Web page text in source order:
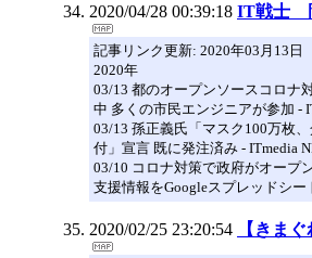
2020/04/28 00:39:18 IT戦士
記事リンク更新: 2020年03月13日
2020年
03/13 都のオープンソースコロナ
中 多くの市民エンジニアが参加 -
03/13 孫正義氏「マスク100万枚
付」宣言 既に発注済み - ITmedia
03/10 コロナ対策で政府がオープ
支援情報をGoogleスプレッドシー
2020/02/25 23:20:54 【きまぐ